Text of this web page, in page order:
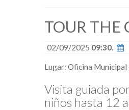
TOUR THE
02/09/2025 09:30.
Lugar: Oficina Municipal
Visita guiada
niños hasta 12